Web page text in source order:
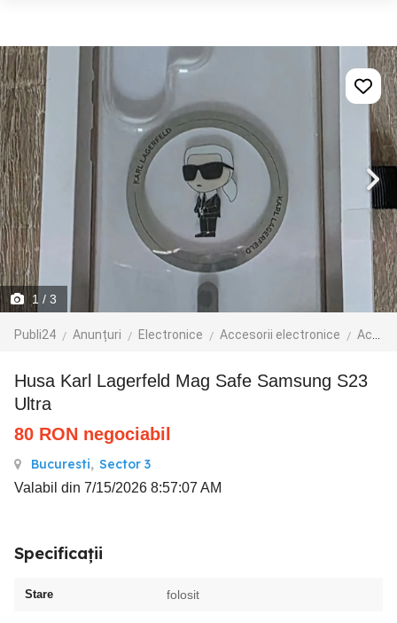
1 / 3
Publi24 Anunțuri Electronice Accesorii electronice Accesorii telefoane mobile
Husa Karl Lagerfeld Mag Safe Samsung S23
Ultra
80 RON negociabil
Bucuresti, Sector 3
Valabil din 7/15/2026 8:57:07 AM
Specificații
Stare folosit